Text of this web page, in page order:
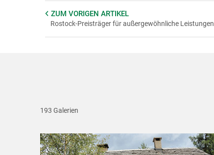
ZUM VORIGENARTIKEL
Rostock-Preisträger für außergewöhnliche Leistungen
193 Galerien